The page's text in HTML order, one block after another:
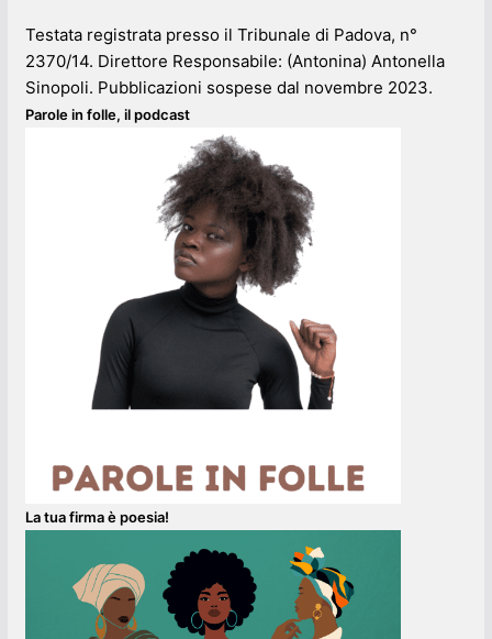
Testata registrata presso il Tribunale di Padova, n°
2370/14. Direttore Responsabile: (Antonina) Antonella
Sinopoli. Pubblicazioni sospese dal novembre 2023.
Parole in folle, il podcast
La tua firma è poesia!